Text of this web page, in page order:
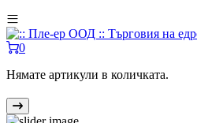
0
Нямате артикули в количката.